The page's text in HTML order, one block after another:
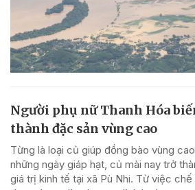
Người phụ nữ Thanh Hóa
thành đặc sản vùng cao
Từng là loại củ giúp đồng bào vùng
những ngày giáp hạt, củ mài nay trở
giá trị kinh tế tại xã Pù Nhi. Từ việc